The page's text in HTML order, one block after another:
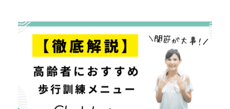
ご利用者データ
ご体験・お問い合わせ